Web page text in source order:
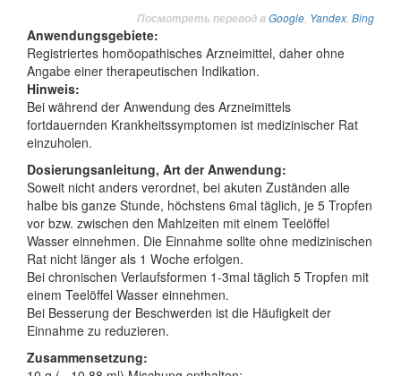
Посмотреть перевод вGoogle Yandex Bing
Anwendungsgebiete:
Registriertes homöopathisches Arzneimittel, daher ohne
Angabe einer therapeutischen Indikation.
Hinweis:
Bei während der Anwendung des Arzneimittels
fortdauernden Krankheitssymptomen ist medizinischer Rat
einzuholen.
Dosierungsanleitung, Art der Anwendung:
Soweit nicht anders verordnet, bei akuten Zuständen alle
halbe bis ganze Stunde, höchstens 6mal täglich, je 5 Tropfen
vor bzw. zwischen den Mahlzeiten mit einem Teelöffel
Wasser einnehmen. Die Einnahme sollte ohne medizinischen
Rat nicht länger als 1 Woche erfolgen.
Bei chronischen Verlaufsformen 1-3mal täglich 5 Tropfen mit
einem Teelöffel Wasser einnehmen.
Bei Besserung der Beschwerden ist die Häufigkeit der
Einnahme zu reduzieren.
Zusammensetzung: